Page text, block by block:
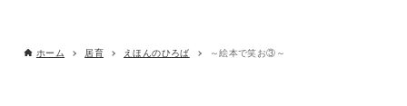
ホーム 居育 えほんのひろば ～絵本で笑お③～